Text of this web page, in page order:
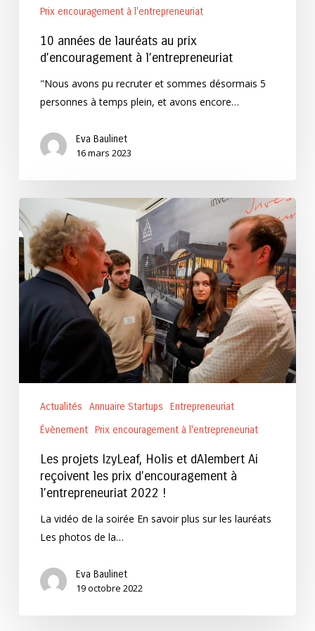
Prix encouragement à l'entrepreneuriat
10 années de lauréats au prix
d’encouragement à l’entrepreneuriat
"Nous avons pu recruter et sommes désormais 5
personnes à temps plein, et avons encore…
Eva Baulinet
16 mars 2023
Les
projets
IzyLeaf,
Holis
et
reçoivent
l’entrepreneuriat
Actualités Annuaire Startups
Entrepreneuriat
Évènement Prix encouragement à l'entrepreneuriat
Les projets IzyLeaf, Holis et dAlembert Ai
reçoivent les prix d’encouragement à
l’entrepreneuriat 2022 !
La vidéo de la soirée En savoir plus sur les lauréats
Les photos de la…
Eva Baulinet
19 octobre 2022